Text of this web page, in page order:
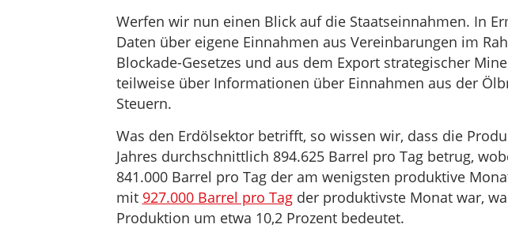
Werfen wir nun einen Blick auf die Staatseinnahmen. In
Daten über eigene Einnahmen aus Vereinbarungen im
Blockade-Gesetzes und aus dem Export strategischer
teilweise über Informationen über Einnahmen aus der
Steuern.
Was den Erdölsektor betrifft, so wissen wir, dass die
Jahres durchschnittlich 894.625 Barrel pro Tag betrug,
841.000 Barrel pro Tag der am wenigsten produktive
mit 927.000 Barrel pro Tagder produktivste Monat war,
Produktion um etwa 10,2 Prozent bedeutet.